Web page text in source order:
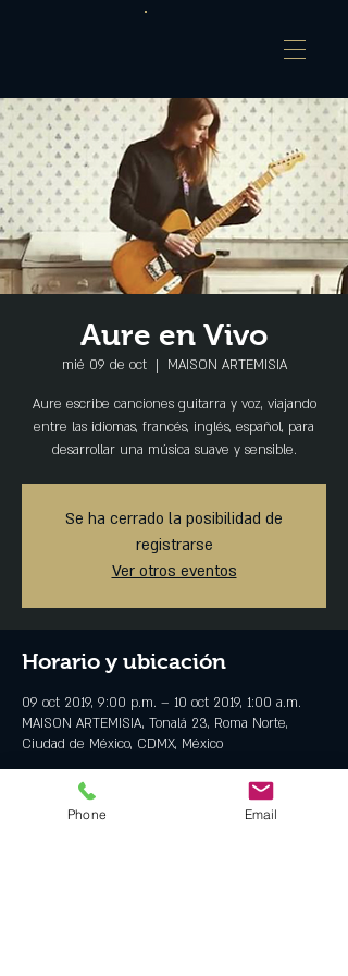
Aure en Vivo
mié 09 de oct
  |
MAISON ARTEMISIA
Aure escribe canciones guitarra y voz, viajando
entre las idiomas, francés, inglés, español, para
desarrollar una música suave y sensible.
Se ha cerrado la posibilidad de
registrarse
Ver otros eventos
Horario y ubicación
09 oct 2019, 9:00 p.m. – 10 oct 2019, 1:00 a.m.
MAISON ARTEMISIA, Tonalá 23, Roma Norte,
Ciudad de México, CDMX, México
Invitados
Phone Email